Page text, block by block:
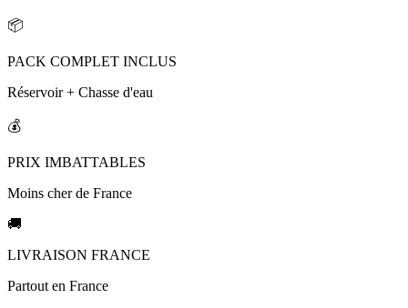
📦
PACK COMPLET INCLUS
Réservoir + Chasse d'eau
💰
PRIX IMBATTABLES
Moins cher de France
🚚
LIVRAISON FRANCE
Partout en France